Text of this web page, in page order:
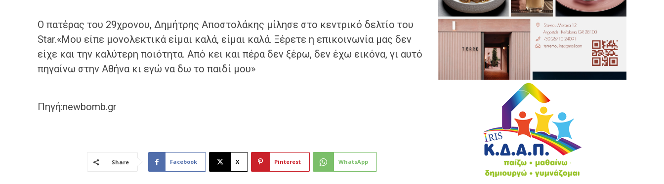
Ο πατέρας του 29χρονου, Δημήτρης Αποστολάκης μίλησε στο κεντρικό δελτίο του
Star.«Μου είπε μονολεκτικά είμαι καλά, είμαι καλά. Ξέρετε η επικοινωνία μας δεν
είχε και την καλύτερη ποιότητα. Από κει και πέρα δεν ξέρω, δεν έχω εικόνα, γι αυτό
πηγαίνω στην Αθήνα κι εγώ να δω το παιδί μου»
Πηγή:newbomb.gr
Share Facebook X Pinterest WhatsApp